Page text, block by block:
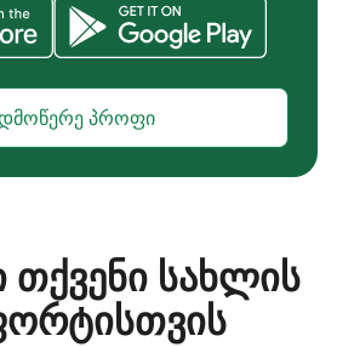
პროფი
სახლის